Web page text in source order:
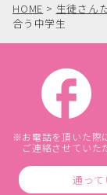
HOME > 生徒さん
合う中学生
お電話を頂いた際
ご連絡させていた
通っ